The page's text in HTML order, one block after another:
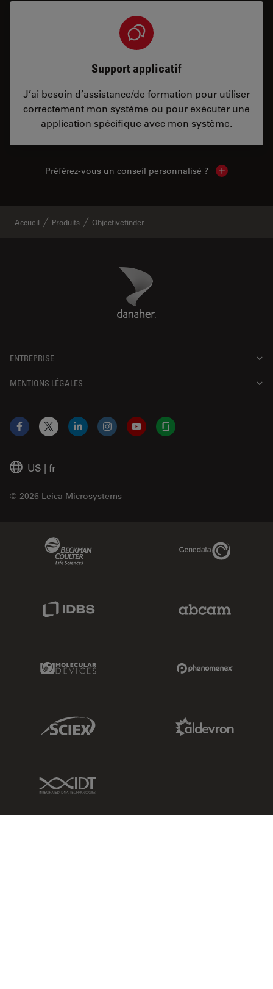
Support applicatif
J’ai besoin d’assistance/de formation pour utiliser
correctement mon système ou pour exécuter une
application spécifique avec mon système.
Préférez-vous un conseil personnalisé ? Show local
Accueil Produits Objectivefinder
Danaher Logo
ENTREPRISE
MENTIONS LÉGALES
US | fr
© 2026 Leica Microsystems
Facebook
X LinkedInInstagramYouTubeGlassdoor
Genedata Link
Molecular Devices Link
Sciex Link
IDT Link